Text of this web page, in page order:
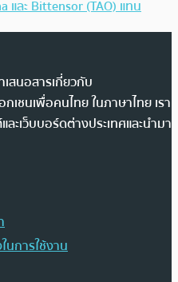
และ Bittensor (TAO) แทน
สนอสารเกี่ยวกับ
เชนเพื่อคนไทย ในภาษาไทย เรา
ะเว็บบอร์ดต่างประเทศและนำมา
นการใช้งาน